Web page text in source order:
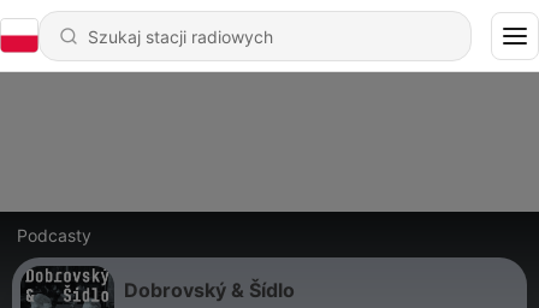
Podcasty
Dobrovský & Šídlo